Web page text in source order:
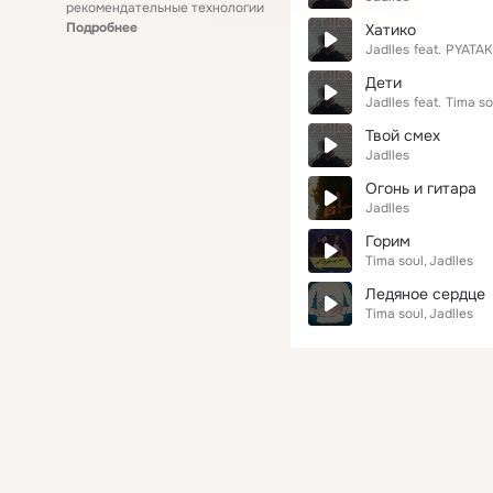
рекомендательные технологии
Подробнее
Хатико
Jadlles feat.
Дети
Jadlles feat. Tima
Твой смех
Jadlles
Огонь и гитара
Jadlles
Горим
Tima soul Jadlles
Ледяное сердце
Tima soul Jadlles